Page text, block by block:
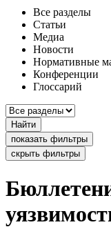
Все разделы
Статьи
Медиа
Новости
Нормативные
Конференции
Глоссарий
Найти
показать фильтры
скрыть фильтры